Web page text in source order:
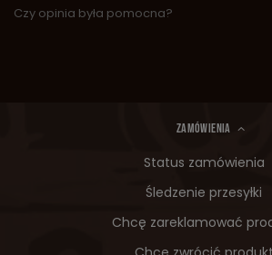
Czy opinia była pomocna?
ZAMÓWIENIA
Status zamówienia
Śledzenie przesyłki
Chcę zareklamować